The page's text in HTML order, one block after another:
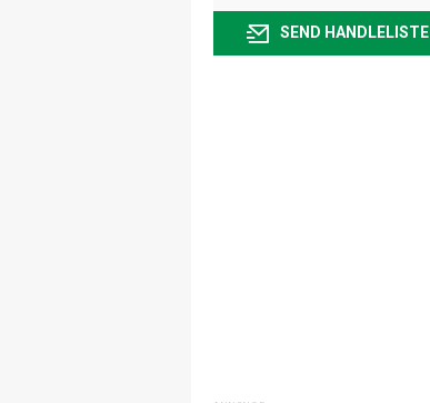
SEND HANDLELISTE